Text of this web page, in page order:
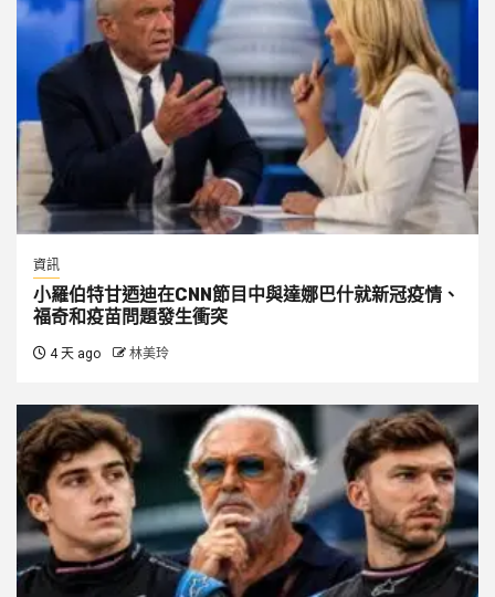
資訊
小羅伯特甘迺迪在CNN節目中與達娜巴什就新冠疫情、
福奇和疫苗問題發生衝突
4 天 ago 林美玲